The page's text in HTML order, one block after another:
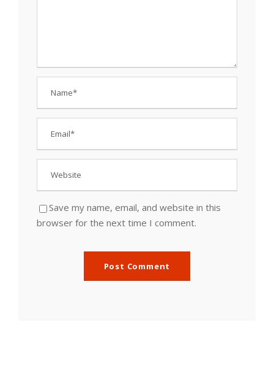
Save my name, email, and website in this
browser for the next time I comment.